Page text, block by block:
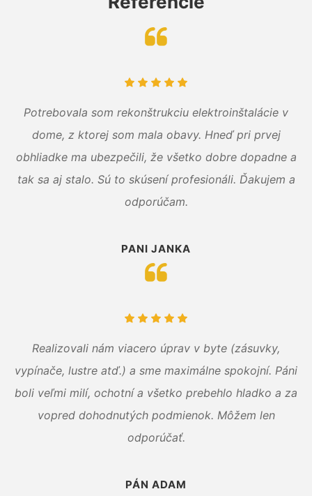
Potrebovala som rekonštrukciu elektroinštalácie v
dome, z ktorej som mala obavy. Hneď pri prvej
obhliadke ma ubezpečili, že všetko dobre dopadne a
tak sa aj stalo. Sú to skúsení profesionáli. Ďakujem a
odporúčam.
PANI JANKA
Realizovali nám viacero úprav v byte (zásuvky,
vypínače, lustre atď.) a sme maximálne spokojní. Páni
boli veľmi milí, ochotní a všetko prebehlo hladko a za
vopred dohodnutých podmienok. Môžem len
odporúčať.
PÁN ADAM